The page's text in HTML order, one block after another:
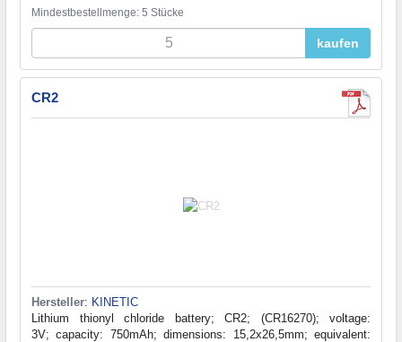
Mindestbestellmenge: 5 Stücke
kaufen
CR2
Hersteller: KINETIC
Lithium thionyl chloride battery; CR2; (CR16270); voltage:
3V; capacity: 750mAh; dimensions: 15,2x26,5mm; equivalent: